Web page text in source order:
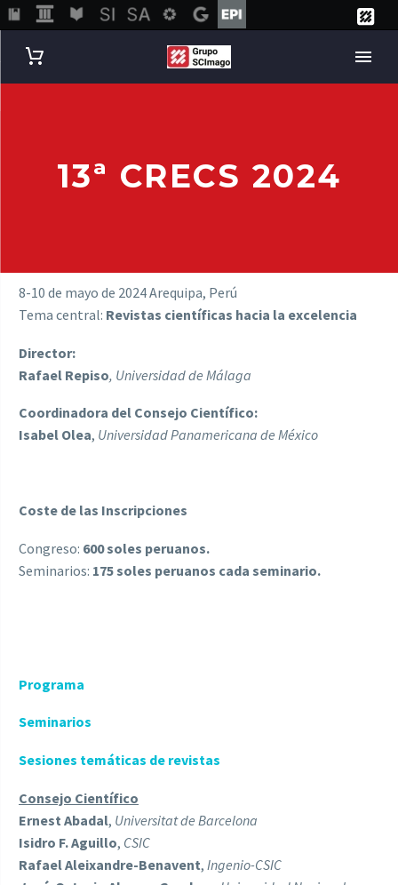
13ª CRECS 2024
8-10 de mayo de 2024 Arequipa, Perú
Tema central: Revistas científicas hacia la excelencia
Director:
Rafael Repiso, Universidad de Málaga
Coordinadora del Consejo Científico:
Isabel Olea, Universidad Panamericana de México
Coste de las Inscripciones
Congreso: 600 soles peruanos.
Seminarios: 175 soles peruanos cada seminario.
Programa
Seminarios
Sesiones temáticas de revistas
Consejo Científico
Ernest Abadal, Universitat de Barcelona
Isidro F. Aguillo, CSIC
Rafael Aleixandre-Benavent, Ingenio-CSIC